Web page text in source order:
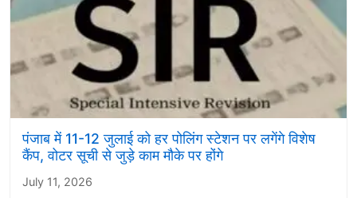
पंजाब में 11-12 जुलाई को हर पोलिंग स्टेशन पर लगेंगे विशेष
कैंप, वोटर सूची से जुड़े काम मौके पर होंगे
July 11, 2026